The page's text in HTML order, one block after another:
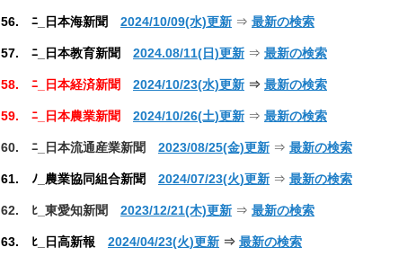
56. ﾆ_日本海新聞 2024/10/09(水)更新 ⇒ 最新の検索
57. ﾆ_日本教育新聞 2024.08/11(日)更新 ⇒ 最新の検索
58. ﾆ_日本経済新聞 2024/10/23(水)更新 ⇒ 最新の検索
59. ﾆ_日本農業新聞 2024/10/26(土)更新 ⇒ 最新の検索
60. ﾆ_日本流通産業新聞 2023/08/25(金)更新 ⇒ 最新の検索
61. ﾉ_農業協同組合新聞 2024/07/23(火)更新 ⇒ 最新の検索
62. ﾋ_東愛知新聞 2023/12/21(木)更新 ⇒ 最新の検索
63. ﾋ_日高新報 2024/04/23(火)更新 ⇒ 最新の検索